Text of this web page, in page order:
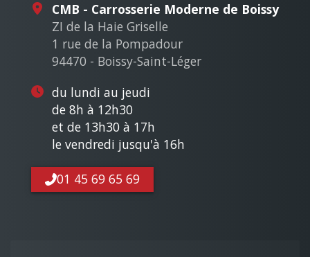
CMB - Carrosserie Moderne de Boissy
ZI de la Haie Griselle
1 rue de la Pompadour
94470 - Boissy-Saint-Léger
du lundi au jeudi
de 8h à 12h30
et de 13h30 à 17h
le vendredi jusqu'à 16h
01 45 69 65 69